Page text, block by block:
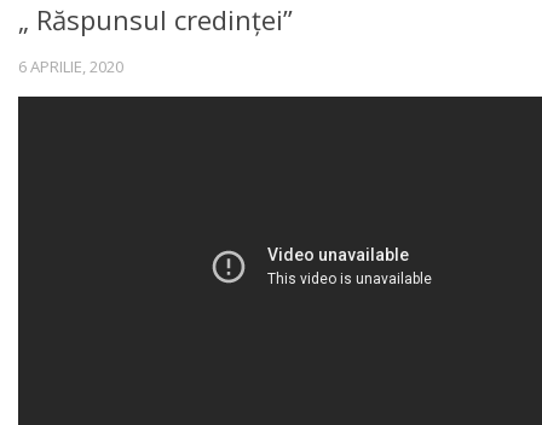
„ Răspunsul credinței”
6 APRILIE, 2020